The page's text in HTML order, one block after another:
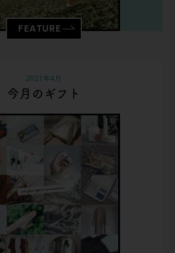
FEATURE
2021年4月
今月のギフト